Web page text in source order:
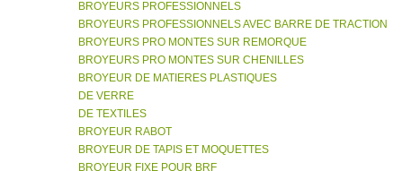
BROYEURS PROFESSIONNELS
BROYEURS PROFESSIONNELS AVEC BARRE DE TRACTION
BROYEURS PRO MONTES SUR REMORQUE
BROYEURS PRO MONTES SUR CHENILLES
BROYEUR DE MATIERES PLASTIQUES
DE VERRE
DE TEXTILES
BROYEUR RABOT
BROYEUR DE TAPIS ET MOQUETTES
BROYEUR FIXE POUR BRF